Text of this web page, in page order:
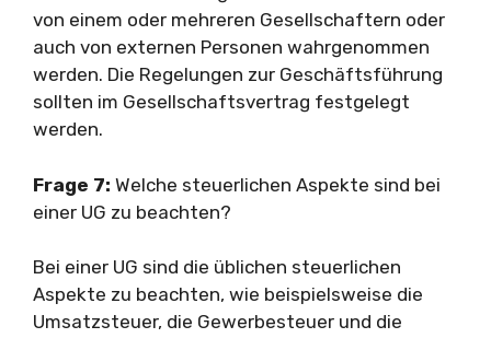
von einem oder mehreren Gesellschaftern oder
auch von externen Personen wahrgenommen
werden. Die Regelungen zur Geschäftsführung
sollten im Gesellschaftsvertrag festgelegt
werden.
Frage 7: Welche steuerlichen Aspekte sind bei
einer UG zu beachten?
Bei einer UG sind die üblichen steuerlichen
Aspekte zu beachten, wie beispielsweise die
Umsatzsteuer, die Gewerbesteuer und die